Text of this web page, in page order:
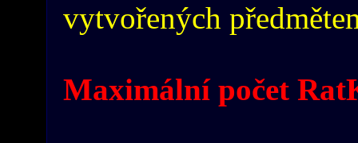
vytvořených
Maximální počet